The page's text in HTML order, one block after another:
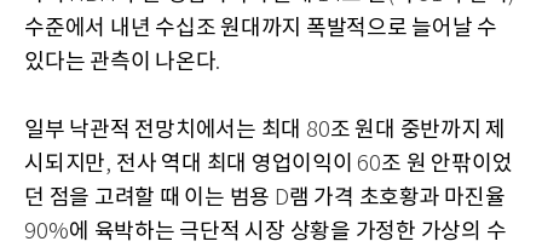
수준에서 내년 수십조 원대까지 폭발적으로 늘어날 수
있다는 관측이 나온다.
일부 낙관적 전망치에서는 최대 80조 원대 중반까지 제
시되지만, 전사 역대 최대 영업이익이 60조 원 안팎이었
던 점을 고려할 때 이는 범용 D램 가격 초호황과 마진율
90%에 육박하는 극단적 시장 상황을 가정한 가상의 수